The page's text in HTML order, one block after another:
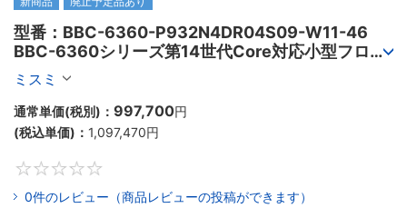
型番：BBC-6360-P932N4DR04S09-W11-46
BBC-6360シリーズ第14世代Core対応小型フロア
マウント2PCIe
ミスミ
通常単価(税別)： 997,700円
(税込単価)： 1,097,470円
0件のレビュー（商品レビューの投稿ができます）